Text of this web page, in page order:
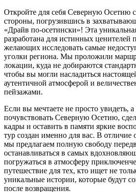
Откройте для себя Северную Осетию
стороны, погрузившись в
«Драйв по-осетински»! Эта
разработана для истинных ценителей
желающих исследовать самые
уголки региона. Мы проложили
локации, куда не добираются
чтобы вы могли насладиться
аутентичной атмосферой и
пейзажами.
Если вы мечтаете не просто увидеть,
почувствовать Северную Осетию,
кадры и оставить в памяти яркие
тур создан именно для вас. В отличие
мы предлагаем полную свободу
останавливаться в самых
погружаться в атмосферу
путешествие для тех, кто ищет не
уникальные истории, которые будут
после возвращения.